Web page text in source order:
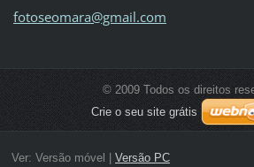
fotoseomara@gmail.com
© 2009 Todos os direitos
Crie o seu site grátis
Ver: Versão móvel Versão PC